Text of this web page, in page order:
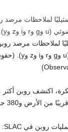
لملاحظات مرصد